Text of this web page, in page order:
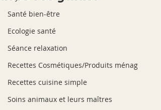
Santé bien-être
Ecologie santé
Séance relaxation
Recettes Cosmétiques/Produits ménag
Recettes cuisine simple
Soins animaux et leurs maîtres